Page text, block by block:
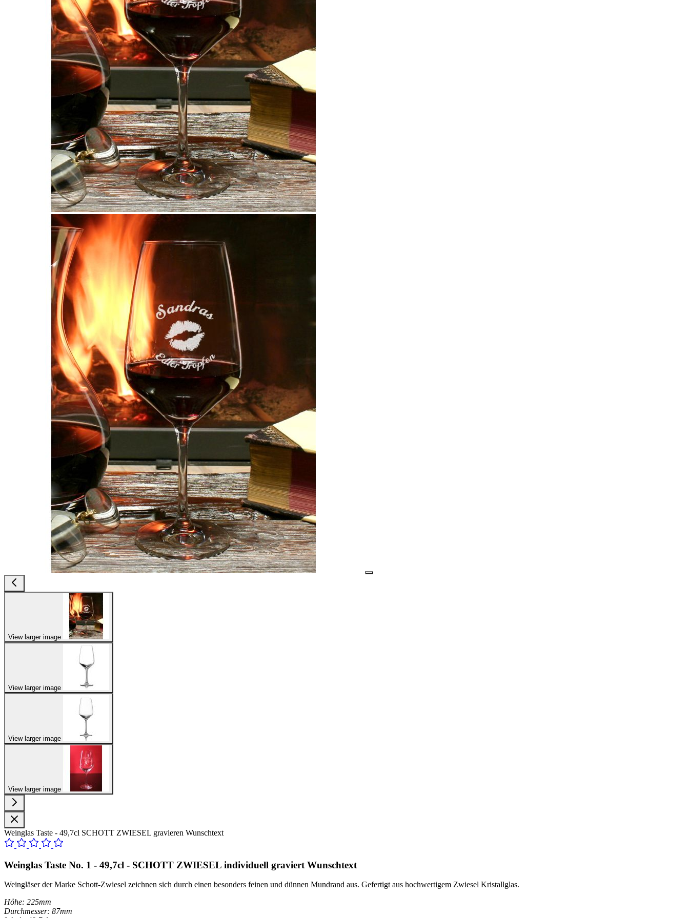
View larger image
View larger image
View larger image
View larger image
Weinglas Taste - 49,7cl SCHOTT ZWIESEL gravieren Wunschtext
Weinglas Taste No. 1 - 49,7cl - SCHOTT ZWIESEL individuell graviert Wunschtext
Weingläser der Marke Schott-Zwiesel zeichnen sich durch einen besonders feinen und dünnen Mundrand aus. Gefertigt aus hochwertigem Zwiesel Kristallglas.
Höhe: 225mm
Durchmesser: 87mm